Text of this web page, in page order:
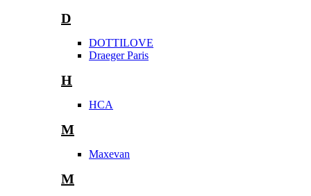
D
DOTTILOVE
Draeger Paris
H
HCA
M
Maxevan
M